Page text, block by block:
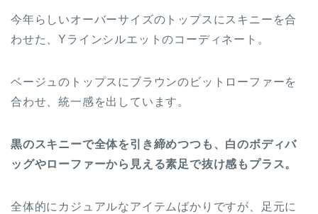
今年らしいオーバーサイズのトップスにスキニーを合
わせた、Yラインシルエットのコーディネート。
ベージュのトップスにブラウンのビットローファーを
合わせ、統一感を出しています。
黒のスキニーで全体を引き締めつつも、白のボディバ
ッグやローファーから見える素足で抜け感もプラス。
全体的にカジュアルなアイテムばかりですが、足元に